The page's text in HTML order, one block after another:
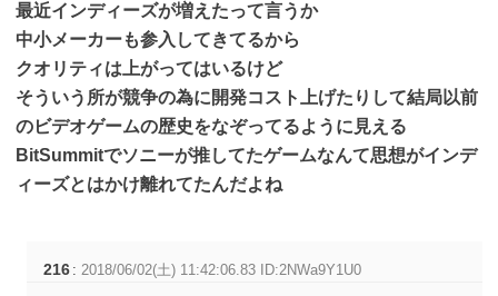
最近インディーズが増えたって言うか
中小メーカーも参入してきてるから
クオリティは上がってはいるけど
そういう所が競争の為に開発コスト上げたりして結局以前
のビデオゲームの歴史をなぞってるように見える
BitSummitでソニーが推してたゲームなんて思想がインデ
ィーズとはかけ離れてたんだよね
216 :2018/06/02(土) 11:42:06.83 ID:2NWa9Y1U0